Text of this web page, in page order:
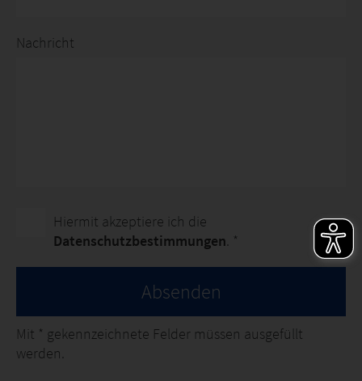
Nachricht
Hiermit akzeptiere ich die
Datenschutzbestimmungen . *
Absenden
Mit * gekennzeichnete Felder müssen ausgefüllt
werden.